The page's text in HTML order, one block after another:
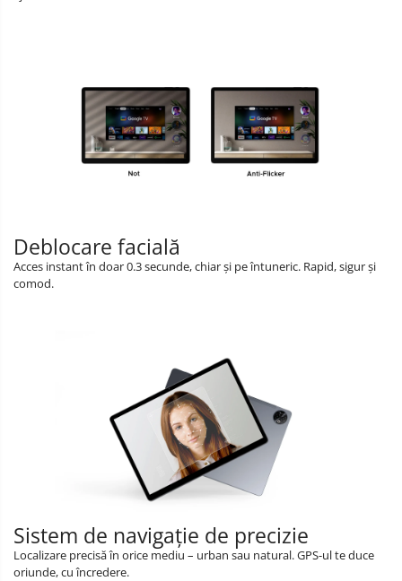
Deblocare facială
Acces instant în doar 0.3 secunde, chiar și pe întuneric. Rapid, sigur și
comod.
Sistem de navigație de precizie
Localizare precisă în orice mediu – urban sau natural. GPS-ul te duce
oriunde, cu încredere.